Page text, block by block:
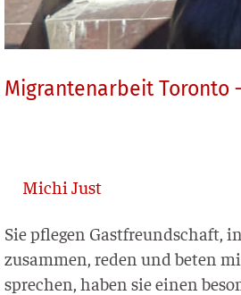
Migrantenarbeit Toronto
Michi Just
Sie pfle­gen Gast­freund­schaft,
zusam­men, reden und beten
spre­chen, haben sie einen